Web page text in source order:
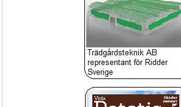
Utöka exponeringen i butiken eller
nya odlingsbord?